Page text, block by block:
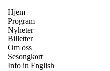
Hjem
Program
Nyheter
Billetter
Om oss
Sesongkort
Info in English